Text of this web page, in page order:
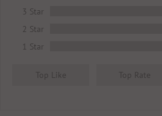
3 Star
2 Star
1 Star
Top Like Top Rate